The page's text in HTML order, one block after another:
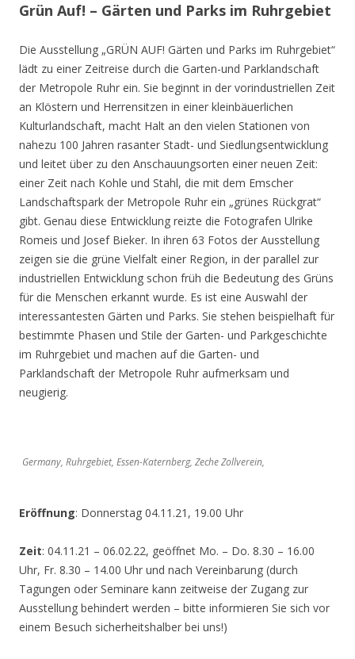
Grün Auf! – Gärten und Parks im Ruhrgebiet
Die Ausstellung „GRÜN AUF! Gärten und Parks im Ruhrgebiet“
lädt zu einer Zeitreise durch die Garten-und Parklandschaft
der Metropole Ruhr ein. Sie beginnt in der vorindustriellen Zeit
an Klöstern und Herrensitzen in einer kleinbäuerlichen
Kulturlandschaft, macht Halt an den vielen Stationen von
nahezu 100 Jahren rasanter Stadt- und Siedlungsentwicklung
und leitet über zu den Anschauungsorten einer neuen Zeit:
einer Zeit nach Kohle und Stahl, die mit dem Emscher
Landschaftspark der Metropole Ruhr ein „grünes Rückgrat“
gibt. Genau diese Entwicklung reizte die Fotografen Ulrike
Romeis und Josef Bieker. In ihren 63 Fotos der Ausstellung
zeigen sie die grüne Vielfalt einer Region, in der parallel zur
industriellen Entwicklung schon früh die Bedeutung des Grüns
für die Menschen erkannt wurde. Es ist eine Auswahl der
interessantesten Gärten und Parks. Sie stehen beispielhaft für
bestimmte Phasen und Stile der Garten- und Parkgeschichte
im Ruhrgebiet und machen auf die Garten- und
Parklandschaft der Metropole Ruhr aufmerksam und
neugierig.
Germany, Ruhrgebiet, Essen-Katernberg, Zeche Zollverein,
Eröffnung: Donnerstag 04.11.21, 19.00 Uhr
Zeit: 04.11.21 – 06.02.22, geöffnet Mo. – Do. 8.30 – 16.00
Uhr, Fr. 8.30 – 14.00 Uhr und nach Vereinbarung (durch
Tagungen oder Seminare kann zeitweise der Zugang zur
Ausstellung behindert werden – bitte informieren Sie sich vor
einem Besuch sicherheitshalber bei uns!)